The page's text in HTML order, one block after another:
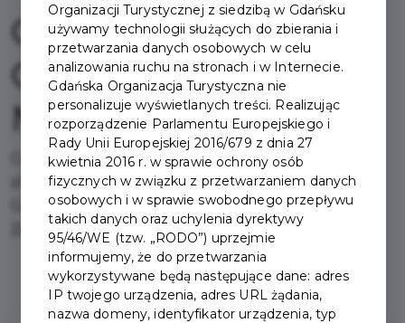
Centrum Obsługi
Gdańskiej Karty
Mieszkańca
Centrum Obsługi Gdańskiej Karty Mieszkańca
zlokalizowane jest we Wrzeszczu przy ulicy
Grunwaldzkiej 148, naprzeciwko Galerii Bałtyckiej.
Zapraszamy!
Organizacji Turystycznej z siedzibą w Gdańsku
używamy technologii służących do zbierania i
przetwarzania danych osobowych w celu
analizowania ruchu na stronach i w Internecie.
Gdańska Organizacja Turystyczna nie
personalizuje wyświetlanych treści. Realizując
rozporządzenie Parlamentu Europejskiego i
Rady Unii Europejskiej 2016/679 z dnia 27
kwietnia 2016 r. w sprawie ochrony osób
fizycznych w związku z przetwarzaniem danych
osobowych i w sprawie swobodnego przepływu
takich danych oraz uchylenia dyrektywy
95/46/WE (tzw. „RODO”) uprzejmie
informujemy, że do przetwarzania
wykorzystywane będą następujące dane: adres
IP twojego urządzenia, adres URL żądania,
nazwa domeny, identyfikator urządzenia, typ